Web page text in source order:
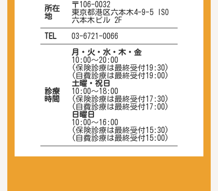
所在
地
〒106-0032
東京都港区六本木4-9-5 ISO
六本木ビル 2F
TEL 03-6721-0066
診療
時間
月・火・水・木・金
10:00〜20:00
(保険診療は最終受付19:30)
(自費診療は最終受付19:00)
土曜・祝日
10:00〜18:00
(保険診療は最終受付17:30)
(自費診療は最終受付17:00)
日曜日
10:00～16:00
(保険診療は最終受付15:30)
(自費診療は最終受付15:00)